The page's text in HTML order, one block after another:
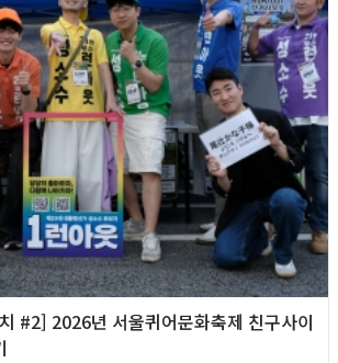
#2] 2026년 서울퀴어문화축제 친구사이